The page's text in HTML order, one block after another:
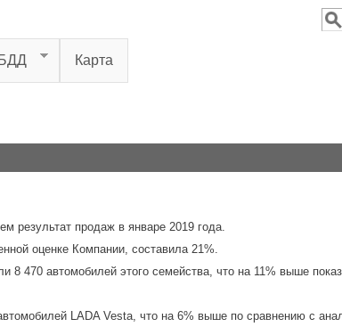
Карта
результат продаж в январе 2019 года.
оценке Компании, составила 21%.
470 автомобилей этого семейства, что на 11% выше
LADA Vesta, что на 6% выше по сравнению с